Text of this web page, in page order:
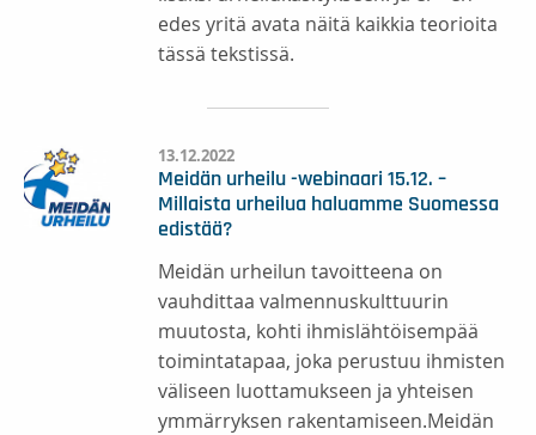
edes yritä avata näitä kaikkia teorioita
tässä tekstissä.
13.12.2022
Meidän urheilu -webinaari 15.12. –
Millaista urheilua haluamme Suomessa
edistää?
Meidän urheilun tavoitteena on
vauhdittaa valmennuskulttuurin
muutosta, kohti ihmislähtöisempää
toimintatapaa, joka perustuu ihmisten
väliseen luottamukseen ja yhteisen
ymmärryksen rakentamiseen.Meidän